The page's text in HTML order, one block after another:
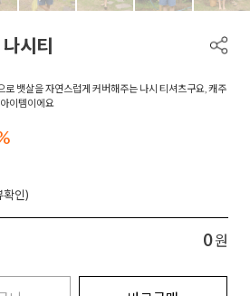
시티
로 뱃살을 자연스럽게 커버해주는 나시 티셔츠구요, 캐주
이템이에요
0 원